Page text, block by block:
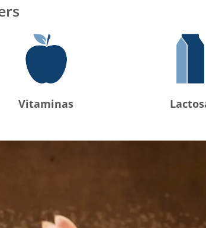
Vitaminas